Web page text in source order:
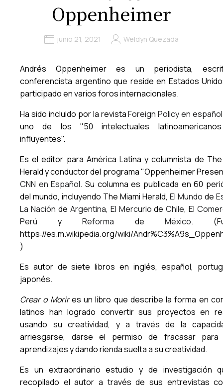
Oppenheimer
junio 21, 2021 Weldyn Quezada
Andrés Oppenheimer es un periodista,
conferencista argentino que reside en Estados
participado en varios foros internacionales.
Ha sido incluido por la revistaForeign Policy en español
uno de los "50 intelectuales
influyentes".
Es el editor para América Latina y columnista de The
Herald y conductor del programa "Oppenheimer
CNN en Español. Su columna es publicada en 60
del mundo, incluyendo The Miami Herald, El Mundo de
La Nación de Argentina, El Mercurio deChile,El
Perú yReforma de México.
https://es.m.wikipedia.org/wiki/
)
Es autor de siete libros en inglés, español,
japonés.
Crear o Morires un libro que describe la forma en
latinos han logrado convertir sus proyectos en
usando su creatividad, y a través de la
arriesgarse, darse el permiso de fracasar para
aprendizajes y dando rienda suelta a su creatividad.
Es un extraordinario estudio y de investigación
recopilado el autor a través de sus entrevistas